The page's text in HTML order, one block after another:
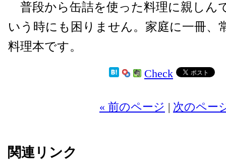
普段から缶詰を使った料理に親しん
いう時にも困りません。家庭に一冊、
料理本です。
Check
« 前のページ | 次のペー
関連リンク